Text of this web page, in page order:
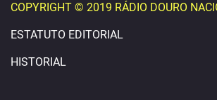
COPYRIGHT © 2019 RÁDIO DOURO
ESTATUTO EDITORIAL
HISTORIAL